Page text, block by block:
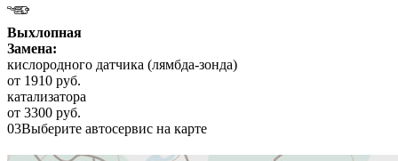
Выхлопная
Замена:
кислородного датчика (лямбда-зонда)
от 1910 руб.
катализатора
от 3300 руб.
03Выберите автосервис на карте